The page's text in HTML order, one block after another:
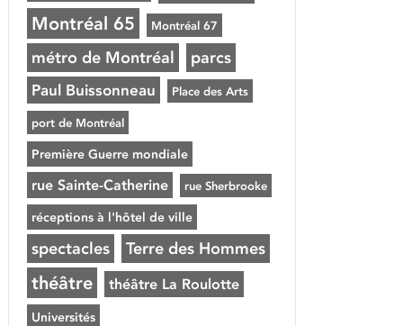
Montréal 65 Montréal 67
métro de Montréal parcs
Paul Buissonneau Place des Arts
port de Montréal
Première Guerre mondiale
rue Sainte-Catherine rue Sherbrooke
réceptions à l'hôtel de ville
spectacles Terre des Hommes
théâtre théâtre La Roulotte
Universités